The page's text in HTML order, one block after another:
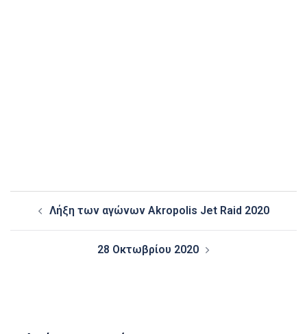
navigation
Λήξη των αγώνων Akropolis Jet Raid 2020
28 Οκτωβρίου 2020